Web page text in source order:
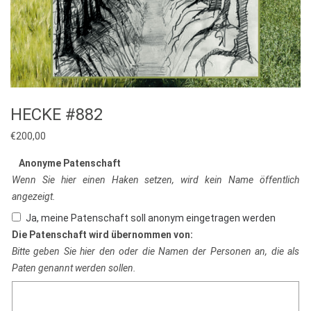
HECKE #882
€200,00
Anonyme Patenschaft
Wenn Sie hier einen Haken setzen, wird kein Name öffentlich
angezeigt.
Ja, meine Patenschaft soll anonym eingetragen werden
Die Patenschaft wird übernommen von:
Bitte geben Sie hier den oder die Namen der Personen an, die als
Paten genannt werden sollen.